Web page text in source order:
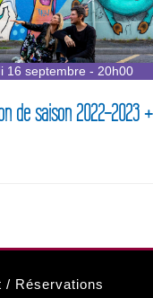
16 septembre - 20h00
de saison 2022-2023 +
/ Réservations